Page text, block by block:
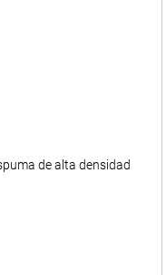
de alta densidad